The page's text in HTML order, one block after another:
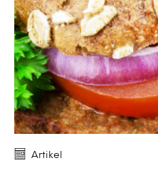
Artikel